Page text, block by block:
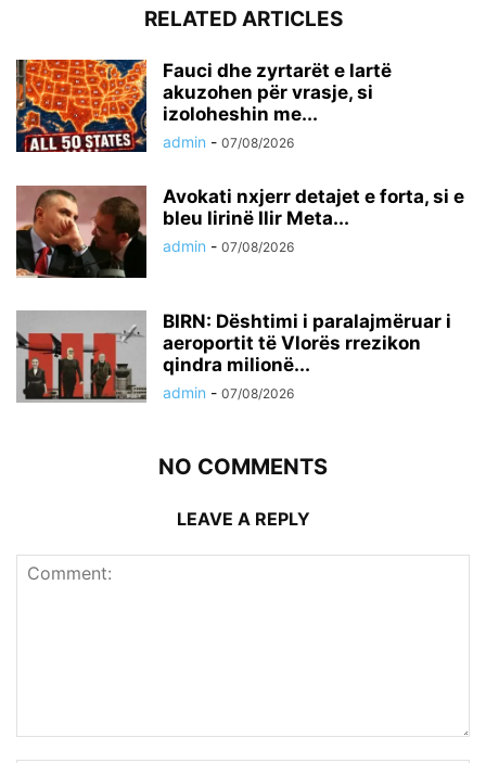
RELATED ARTICLES
Fauci dhe zyrtarët e lartë
akuzohen për vrasje, si
izoloheshin me...
admin - 07/08/2026
Avokati nxjerr detajet e forta, si e
bleu lirinë Ilir Meta...
admin - 07/08/2026
BIRN: Dështimi i paralajmëruar i
aeroportit të Vlorës rrezikon
qindra milionë...
admin - 07/08/2026
NO COMMENTS
LEAVE A REPLY